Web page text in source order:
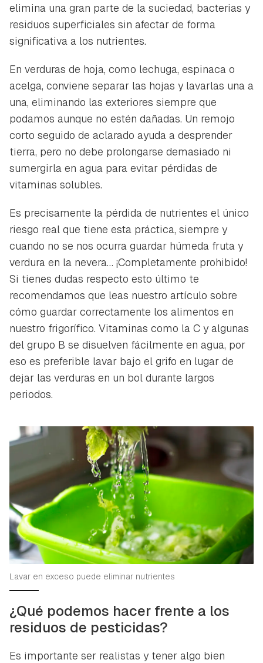
Guardar como favorito
Para poder guardar como favorito, primero has de
iniciar sesión con tu cuenta de Hogarmanía.
INICIAR SESIÓN CANCELAR
elimina una gran parte de la suciedad, bacterias y
residuos superficiales sin afectar de forma
significativa a los nutrientes.
En verduras de hoja, como lechuga, espinaca o
acelga, conviene separar las hojas y lavarlas una a
una, eliminando las exteriores siempre que
podamos aunque no estén dañadas. Un remojo
corto seguido de aclarado ayuda a desprender
tierra, pero no debe prolongarse demasiado ni
sumergirla en agua para evitar pérdidas de
vitaminas solubles.
Es precisamente la pérdida de nutrientes el único
riesgo real que tiene esta práctica, siempre y
cuando no se nos ocurra guardar húmeda fruta y
verdura en la nevera… ¡Completamente prohibido!
Si tienes dudas respecto esto último te
recomendamos que leas nuestro artículo sobre
cómo guardar correctamente los alimentos en
nuestro frigorífico. Vitaminas como la C y algunas
del grupo B se disuelven fácilmente en agua, por
eso es preferible lavar bajo el grifo en lugar de
dejar las verduras en un bol durante largos
periodos.
Lavar en exceso puede eliminar nutrientes
¿Qué podemos hacer frente a los
residuos de pesticidas?
Es importante ser realistas y tener algo bien
Contenido enviado
Gracias por suscribirte a nuestro boletín.